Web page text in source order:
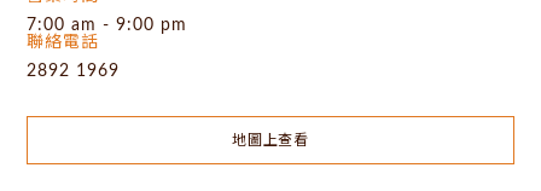
7:00 am - 9:00 pm
聯絡電話
2892 1969
地圖上查看